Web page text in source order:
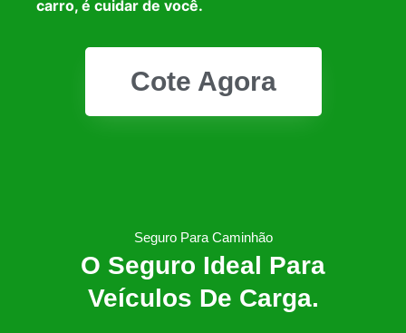
carro, é cuidar de você.
Cote Agora
Seguro Para Caminhão
O Seguro Ideal Para
Veículos De Carga.